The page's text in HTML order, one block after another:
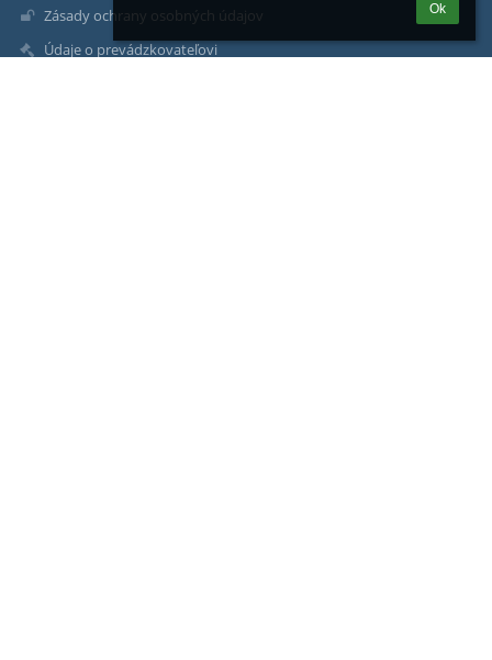
Ok
Zásady ochrany osobných údajov
Údaje o prevádzkovateľovi